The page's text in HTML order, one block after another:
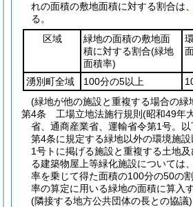
れの面積の敷地面積に対する割合は、
る。
区域
緑地の面積の敷地面
積に対する割合(緑地
面積率)
湧別町全域 100分の5以上
(緑地が他の施設と重複する場合の緑
第4条
工場立地法施行規則 (昭和49年
省、通商産業省、運輸省令第1号。
第4条に規定する緑地以外の環境施
1号トに掲げる施設と重複する土地
る建築物屋上等緑化施設については
率を乗じて得た面積の100分の50の
率の算定に用いる緑地の面積に算入
(隣接する地方公共団体の長との協議)